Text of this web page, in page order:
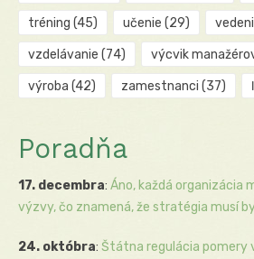
tréning (45) učenie (29)
vzdelávanie (74) výcvik
výroba (42) zamestnanci (37)
Poradňa
17. decembra: Áno, každá organizácia
výzvy, čo znamená, že stratégia musí
24. októbra: Štátna regulácia pomery